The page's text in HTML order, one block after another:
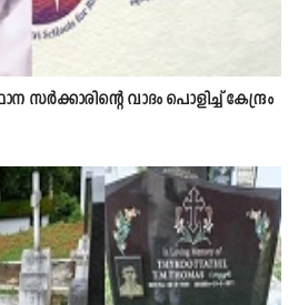
സർക്കാരിന്റെ വാദം പൊളിച്ച് കേന്ദ്രം